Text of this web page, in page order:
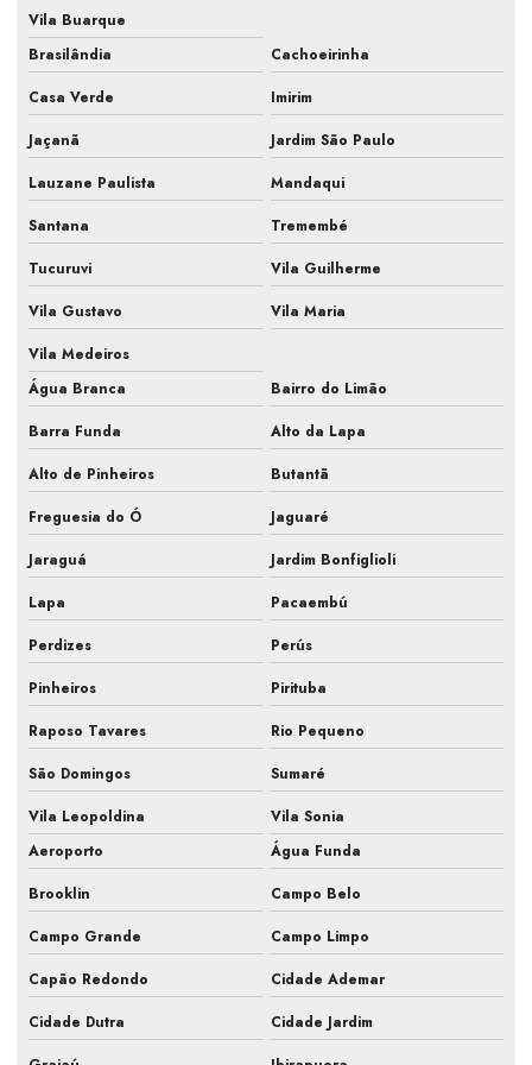
Empresa de elaboração pmoc ar condicionado
Empresa especializada pmoc ar condicionado
Empresa de manutenção de ar condicionado
Empresa de manutenção de ar condicionado sp
Empresa de manutenção de ar condicionado split
Empresa de manutenção preventiva ar condicionado
Empresa prestação de serviços ar condicionado
Empresa que faz pmoc para ar condicionado
Fiscalização de ar condicionado em construtora
Fiscalização de ar condicionado em obra
Fiscalização de instalação hvac
Fiscalização de obra hvac
Fiscalização de obras de sistemas de ar
Fiscalização sistemas hvac
Gestão de obra hvac
Hvac para farmacêutica
Inspeção de ar condicionado em campinas
Inspeção de ar condicionado em sp
Inspeção pmoc de ar condicionado
Vila Buarque
Brasilândia
Cachoeirinha
Casa Verde
Imirim
Jaçanã
Jardim São Paulo
Lauzane Paulista
Mandaqui
Santana
Tremembé
Tucuruvi
Vila Guilherme
Vila Gustavo
Vila Maria
Vila Medeiros
Água Branca
Bairro do Limão
Barra Funda
Alto da Lapa
Alto de Pinheiros
Butantã
Freguesia do Ó
Jaguaré
Jaraguá
Jardim Bonfiglioli
Lapa
Pacaembú
Perdizes
Perús
Pinheiros
Pirituba
Raposo Tavares
Rio Pequeno
São Domingos
Sumaré
Vila Leopoldina
Vila Sonia
Aeroporto
Água Funda
Brooklin
Campo Belo
Campo Grande
Campo Limpo
Capão Redondo
Cidade Ademar
Cidade Dutra
Cidade Jardim